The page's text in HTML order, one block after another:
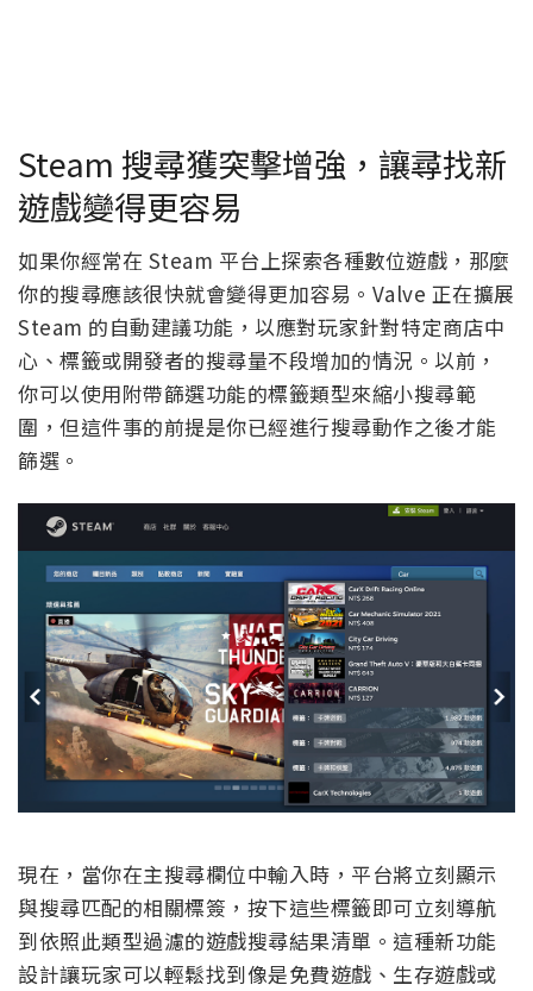
Steam 搜尋獲突擊增強，讓尋找新
遊戲變得更容易
如果你經常在 Steam 平台上探索各種數位遊戲，那麼
你的搜尋應該很快就會變得更加容易。Valve 正在擴展
Steam 的自動建議功能，以應對玩家針對特定商店中
心、標籤或開發者的搜尋量不段增加的情況。以前，
你可以使用附帶篩選功能的標籤類型來縮小搜尋範
圍，但這件事的前提是你已經進行搜尋動作之後才能
篩選。
現在，當你在主搜尋欄位中輸入時，平台將立刻顯示
與搜尋匹配的相關標簽，按下這些標籤即可立刻導航
到依照此類型過濾的遊戲搜尋結果清單。這種新功能
設計讓玩家可以輕鬆找到像是免費遊戲、生存遊戲或